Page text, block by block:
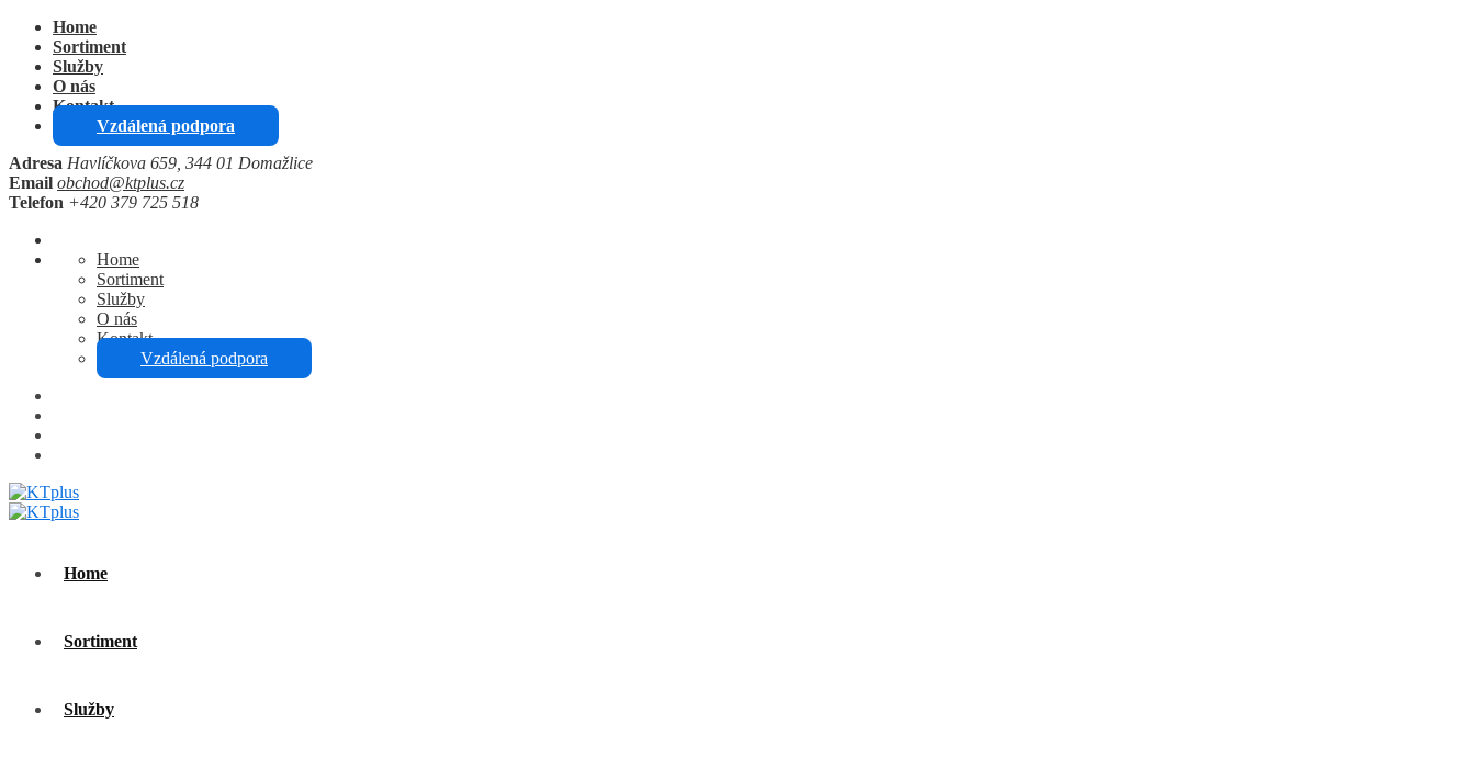
Home
Sortiment
Služby
O nás
Kontakt
Vzdálená podpora
Adresa Havlíčkova 659, 344 01 Domažlice
Email obchod@ktplus.cz
Telefon +420 379 725 518
Home
Sortiment
Služby
O nás
Kontakt
Vzdálená podpora
Home
Sortiment
Služby